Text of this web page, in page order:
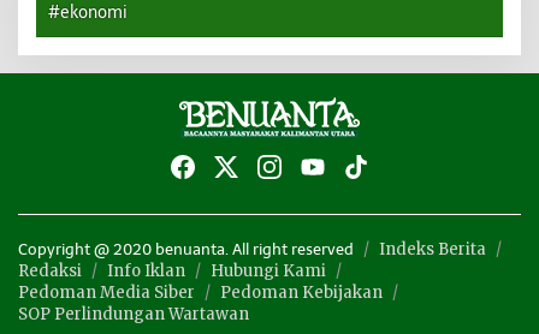
#ekonomi
Copyright @ 2020 benuanta. All right reserved
Indeks Berita
Redaksi
Info Iklan
Hubungi Kami
Pedoman Media Siber
Pedoman Kebijakan
SOP Perlindungan Wartawan